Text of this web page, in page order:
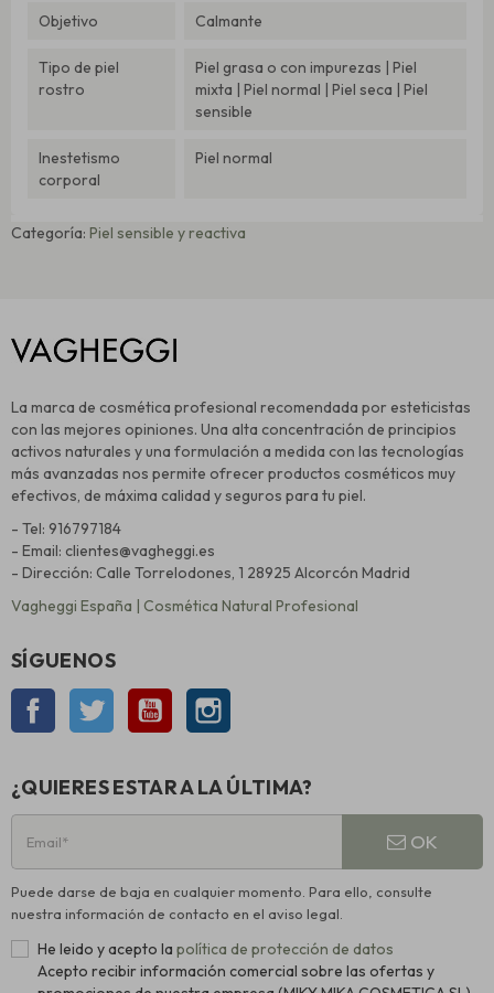
Objetivo Calmante
Tipo de piel
rostro
Piel grasa o con impurezas | Piel
mixta | Piel normal | Piel seca | Piel
sensible
Inestetismo
corporal
Piel normal
Categoría: Piel sensible y reactiva
La marca de cosmética profesional recomendada por esteticistas
con las mejores opiniones. Una alta concentración de principios
activos naturales y una formulación a medida con las tecnologías
más avanzadas nos permite ofrecer productos cosméticos muy
efectivos, de máxima calidad y seguros para tu piel.
- Tel: 916797184
- Email: clientes@vagheggi.es
- Dirección: Calle Torrelodones, 1 28925 Alcorcón Madrid
Vagheggi España | Cosmética Natural Profesional
SÍGUENOS
Facebook Twitter YouTube
¿QUIERES ESTAR A LA ÚLTIMA?
OK
Puede darse de baja en cualquier momento. Para ello, consulte
nuestra información de contacto en el aviso legal.
He leido y acepto la política de protección de datos
Acepto recibir información comercial sobre las ofertas y